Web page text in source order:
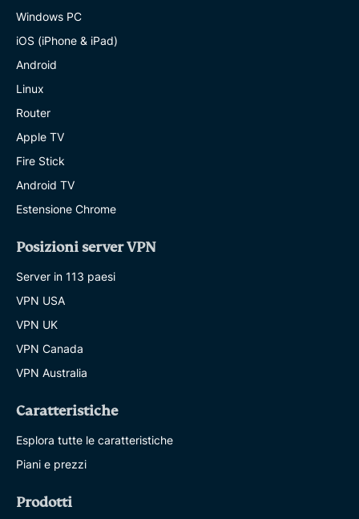
Windows PC
iOS (iPhone & iPad)
Android
Linux
Router
Apple TV
Fire Stick
Android TV
Estensione Chrome
Posizioni server VPN
Server in 113 paesi
VPN USA
VPN UK
VPN Canada
VPN Australia
Caratteristiche
Esplora tutte le caratteristiche
Piani e prezzi
Prodotti